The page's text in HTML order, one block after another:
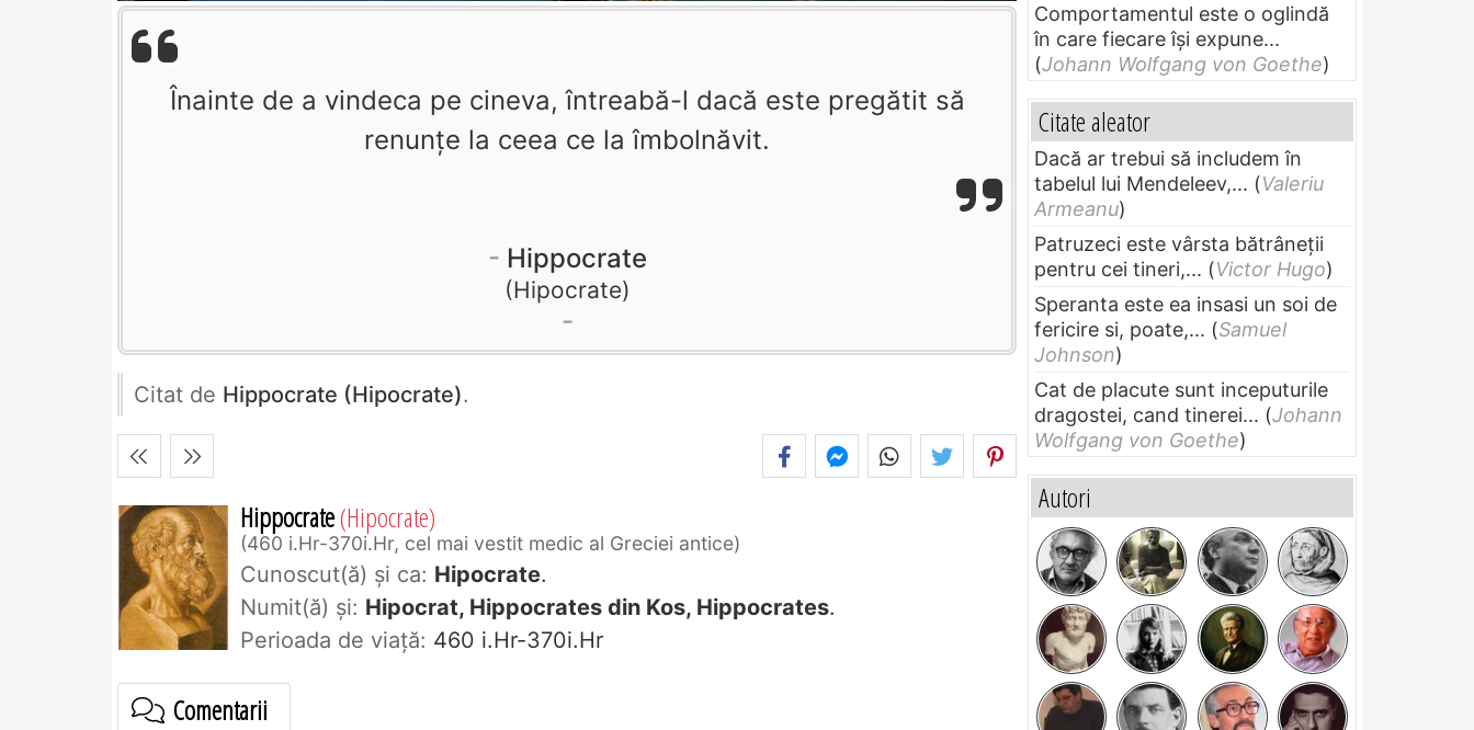
Înainte de a vindeca pe cineva, întreabă-l dacă este pregătit să
renunțe la ceea ce la îmbolnăvit.
Hippocrate
Hipocrate
Citat de Hippocrate (Hipocrate).
Hippocrate(Hipocrate)
460 i.Hr-370i.Hr, cel mai vestit medic al Greciei antice
Cunoscut(ă) și ca: Hipocrate.
Numit(ă) și: Hipocrat, Hippocrates din Kos, Hippocrates.
Perioada de viaţă: 460 i.Hr-370i.Hr
Comentarii
Comportamentul este o oglindă
în care fiecare își expune...
(Johann Wolfgang von Goethe)
Citate aleator
Dacă ar trebui să includem în
tabelul lui Mendeleev,... (Valeriu
Armeanu)
Patruzeci este vârsta bătrâneții
pentru cei tineri,... (Victor Hugo)
Speranta este ea insasi un soi de
fericire si, poate,... (Samuel
Johnson)
Cat de placute sunt inceputurile
dragostei, cand tinerei... (Johann
Wolfgang von Goethe)
Autori